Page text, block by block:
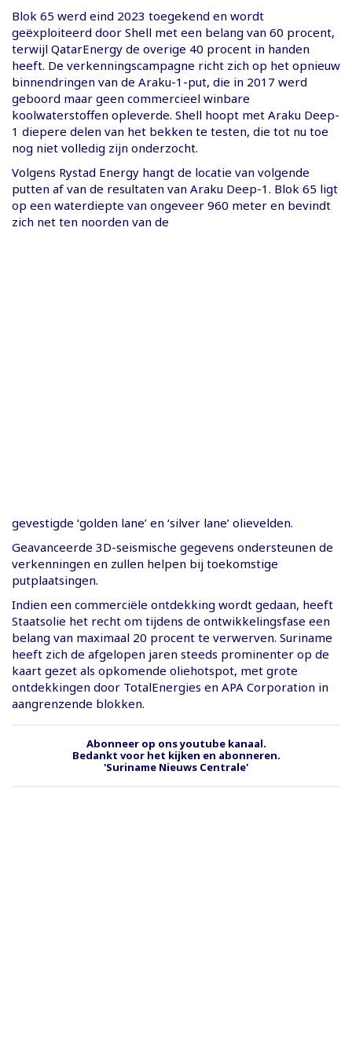
Blok 65 werd eind 2023 toegekend en wordt
geëxploiteerd door Shell met een belang van 60 procent,
terwijl QatarEnergy de overige 40 procent in handen
heeft. De verkenningscampagne richt zich op het opnieuw
binnendringen van de Araku-1-put, die in 2017 werd
geboord maar geen commercieel winbare
koolwaterstoffen opleverde. Shell hoopt met Araku Deep-
1 diepere delen van het bekken te testen, die tot nu toe
nog niet volledig zijn onderzocht.
Volgens Rystad Energy hangt de locatie van volgende
putten af van de resultaten van Araku Deep-1. Blok 65 ligt
op een waterdiepte van ongeveer 960 meter en bevindt
zich net ten noorden van de
gevestigde ‘golden lane’ en ‘silver lane’ olievelden.
Geavanceerde 3D-seismische gegevens ondersteunen de
verkenningen en zullen helpen bij toekomstige
putplaatsingen.
Indien een commerciële ontdekking wordt gedaan, heeft
Staatsolie het recht om tijdens de ontwikkelingsfase een
belang van maximaal 20 procent te verwerven. Suriname
heeft zich de afgelopen jaren steeds prominenter op de
kaart gezet als opkomende oliehotspot, met grote
ontdekkingen door TotalEnergies en APA Corporation in
aangrenzende blokken.
Abonneer op ons youtube kanaal.
Bedankt voor het kijken en abonneren.
'Suriname Nieuws Centrale'